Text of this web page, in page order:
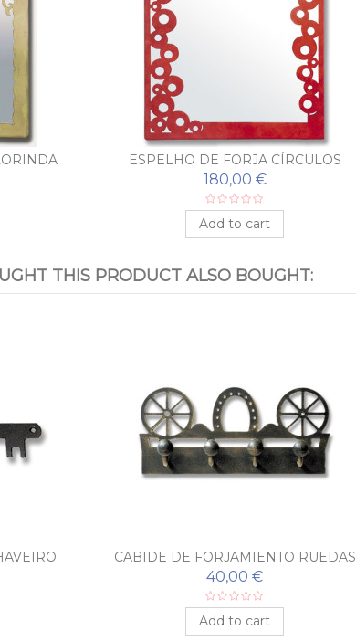
ESPELHO DE FORJA CÍRCULOS
180,00 €
Add to cart
THIS PRODUCT ALSO BOUGHT:
CABIDE DE FORJAMIENTO RUEDAS
40,00 €
Add to cart